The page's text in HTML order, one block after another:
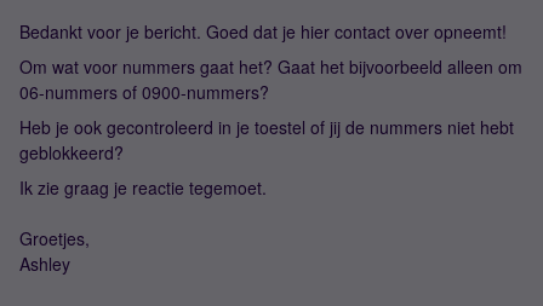
Bedankt voor je bericht. Goed dat je hier contact over opneemt!
Om wat voor nummers gaat het? Gaat het bijvoorbeeld alleen om
06-nummers of 0900-nummers?
Heb je ook gecontroleerd in je toestel of jij de nummers niet hebt
geblokkeerd?
Ik zie graag je reactie tegemoet.
Groetjes,
Ashley